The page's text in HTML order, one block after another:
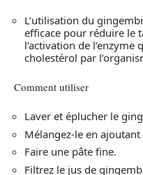
L’utilisation du
efficace pour réduire le
l’activation de
cholestérol par
Comment utiliser
Laver et éplucher le
Mélangez-le en ajoutant
Faire une pâte fine.
Filtrez le jus de